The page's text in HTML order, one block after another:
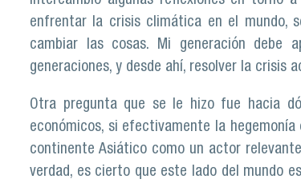
enfrentar la crisis climática en el mundo,
cambiar las cosas. Mi generación debe
generaciones, y desde ahí, resolver la crisis
Otra pregunta que se le hizo fue hacia
económicos, si efectivamente la
continente Asiático como un actor
verdad, es cierto que este lado del mundo